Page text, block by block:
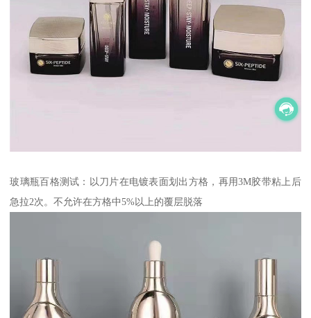
玻璃瓶百格测试：以刀片在电镀表面划出方格，再用3M胶带粘上后
急拉2次。不允许在方格中5%以上的覆层脱落